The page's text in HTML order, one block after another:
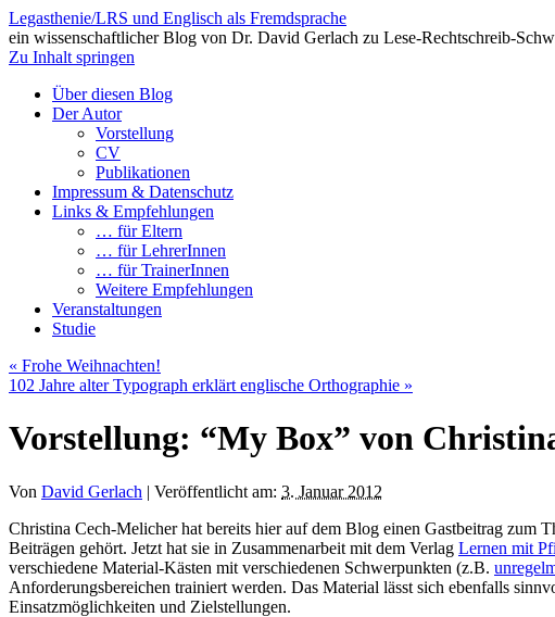
Legasthenie/LRS und Englisch als Fremdsprache
ein wissenschaftlicher Blog von Dr. David Gerlach zu Lese-Rechtschreib-
Zu Inhalt springen
Über diesen Blog
Der Autor
Vorstellung
CV
Publikationen
Impressum & Datenschutz
Links & Empfehlungen
… für Eltern
… für LehrerInnen
… für TrainerInnen
Weitere Empfehlungen
Veranstaltungen
Studie
« Frohe Weihnachten!
102 Jahre alter Typograph erklärt englische Orthographie »
Vorstellung: “My Box” von
Von David Gerlach | Veröffentlicht am: 3. Januar 2012
Christina Cech-Melicher hat bereits hier auf dem Blog einen Gastbeitrag zum
Beiträgen gehört. Jetzt hat sie in Zusammenarbeit mit dem Verlag Lernen mit
verschiedene Material-Kästen mit verschiedenen Schwerpunkten (z.B.
Anforderungsbereichen trainiert werden. Das Material lässt sich ebenfalls
Einsatzmöglichkeiten und Zielstellungen.